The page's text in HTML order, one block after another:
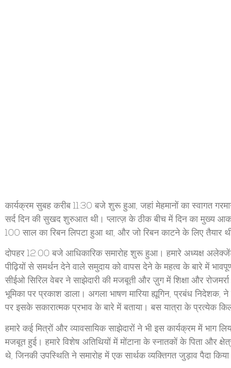
कार्यक्रम सुबह करीब 11:30 बजे शुरू हुआ, जहां मेहमानों का स्वागत
सर्द दिन की सुखद शुरुआत थी। प्लात्ज़ के ठीक बीच में दिन का मुख्य
100 साल का रिबन लिपटा हुआ था, और जो रिबन काटने के लिए तैयार
दोपहर 12:00 बजे आधिकारिक समारोह शुरू हुआ। हमारे अध्यक्ष
पीढ़ियों से समर्थन देने वाले समुदाय को वापस देने के महत्व के बारे में
सीईओ सिरिल वेबर ने साझेदारी की मजबूती और ज़ुग में शिक्षा और
भूमिका पर प्रकाश डाला। अगला भाषण मारिया ह्यूगिन, प्रबंध निदेशक,
पर इसके सकारात्मक प्रभाव के बारे में बताया। बस यात्रा के प्रत्येक
हमारे कई मित्रों और व्यावसायिक साझेदारों ने भी इस कार्यक्रम में भाग
मजबूत हुई। हमारे विशेष अतिथियों में मोंटाना के स्नातकों के पिता और
थे, जिनकी उपस्थिति ने समारोह में एक सार्थक व्यक्तिगत जुड़ाव पैदा